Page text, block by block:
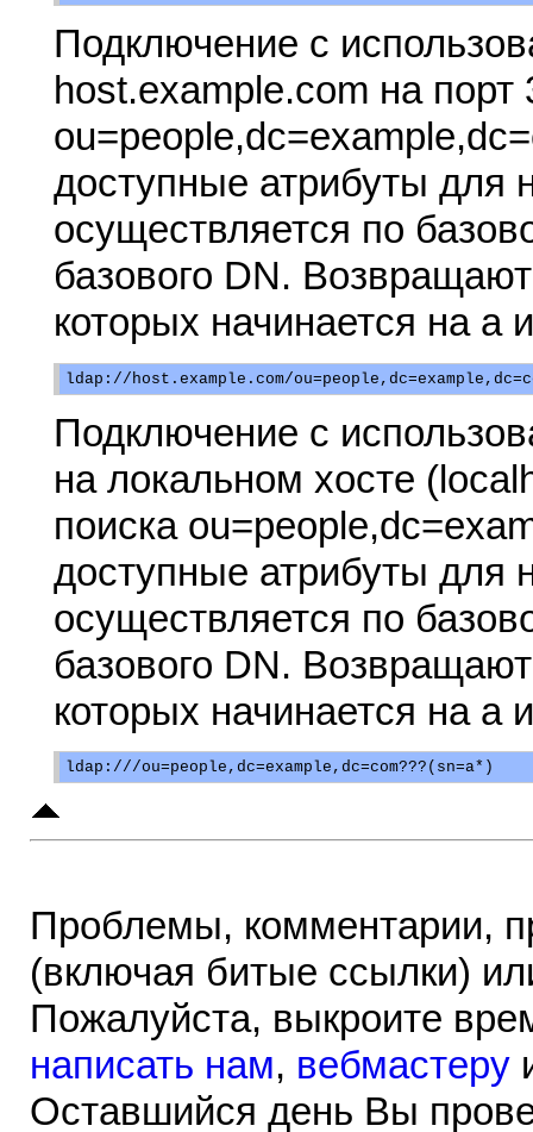
Подключение с
host.example.com на
доступные атрибуты для
осуществляется по
базового DN.
которых начинается на a
Подключение с
на локальном хосте
поиска
доступные атрибуты для
осуществляется по
базового DN.
которых начинается на a
Проблемы, комментарии,
(включая битые ссылки)
Пожалуйста, выкроите
написать нам, вебмастеру
Оставшийся день Вы